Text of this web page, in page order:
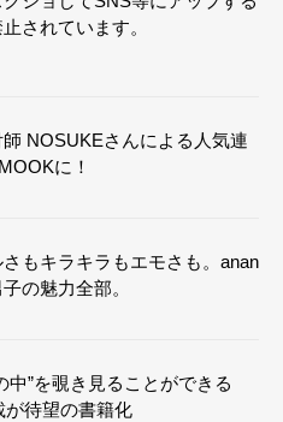
されています。
NOSUKEさんによる人気連
に！
もキラキラもエモさも。anan
の魅力全部。
中”を覗き見ることができる
が待望の書籍化